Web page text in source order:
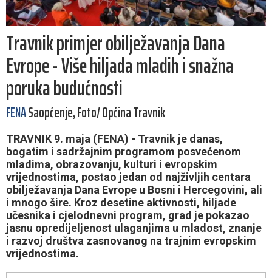
Travnik primjer obilježavanja Dana
Evrope - Više hiljada mladih i snažna
poruka budućnosti
FENASaopćenje, Foto/ Općina Travnik
TRAVNIK 9. maja (FENA) - Travnik je danas,
bogatim i sadržajnim programom posvećenom
mladima, obrazovanju, kulturi i evropskim
vrijednostima, postao jedan od najživljih centara
obilježavanja Dana Evrope u Bosni i Hercegovini, ali
i mnogo šire. Kroz desetine aktivnosti, hiljade
učesnika i cjelodnevni program, grad je pokazao
jasnu opredijeljenost ulaganjima u mladost, znanje
i razvoj društva zasnovanog na trajnim evropskim
vrijednostima.